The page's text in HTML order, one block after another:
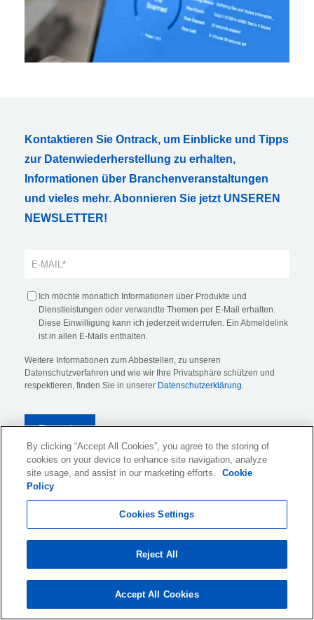
Kontaktieren Sie Ontrack, um Einblicke und Tipps
zur Datenwiederherstellung zu erhalten,
Informationen über Branchenveranstaltungen
und vieles mehr. Abonnieren Sie jetzt UNSEREN
NEWSLETTER!
Ich möchte monatlich Informationen über Produkte und
Dienstleistungen oder verwandte Themen per E-Mail erhalten.
Diese Einwilligung kann ich jederzeit widerrufen. Ein Abmeldelink
ist in allen E-Mails enthalten.
Weitere Informationen zum Abbestellen, zu unseren
Datenschutzverfahren und wie wir Ihre Privatsphäre schützen und
respektieren, finden Sie in unserer Datenschutzerklärung.
KLDiscovery Ontrack (Switzerland) GmbH,
8304 Wallisellen, Schweiz (Alle standorte anzeigen)
Website-Nutzungsbedingungen
Datenschutzrichtlinie
Cookie Richtlinie und Einstellungen
By clicking “Accept All Cookies”, you agree to the storing of
cookies on your device to enhance site navigation, analyze
site usage, and assist in our marketing efforts.
Cookie
Policy
Cookies Settings
Reject All
Accept All Cookies